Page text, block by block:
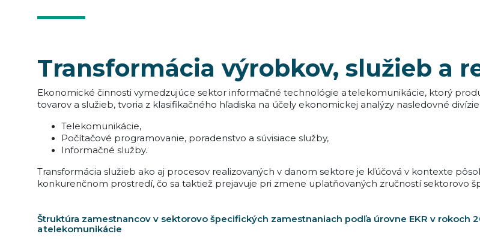
Transformácia výrobkov, služieb a
Ekonomické činnosti vymedzujúce sektor informačné technológie a telekomunikácie, ktorý
tovarov a služieb, tvoria z klasifikačného hľadiska na účely ekonomickej analýzy nasledovné divízie
Telekomunikácie,
Počítačové programovanie, poradenstvo a súvisiace služby,
Informačné služby.
Transformácia služieb ako aj procesov realizovaných v danom sektore je kľúčová v kontexte
konkurenčnom prostredí, čo sa taktiež prejavuje pri zmene uplatňovaných zručností sektorovo
Štruktúra zamestnancov v sektorovo špecifických zamestnaniach podľa úrovne EKR v rokoch
a telekomunikácie